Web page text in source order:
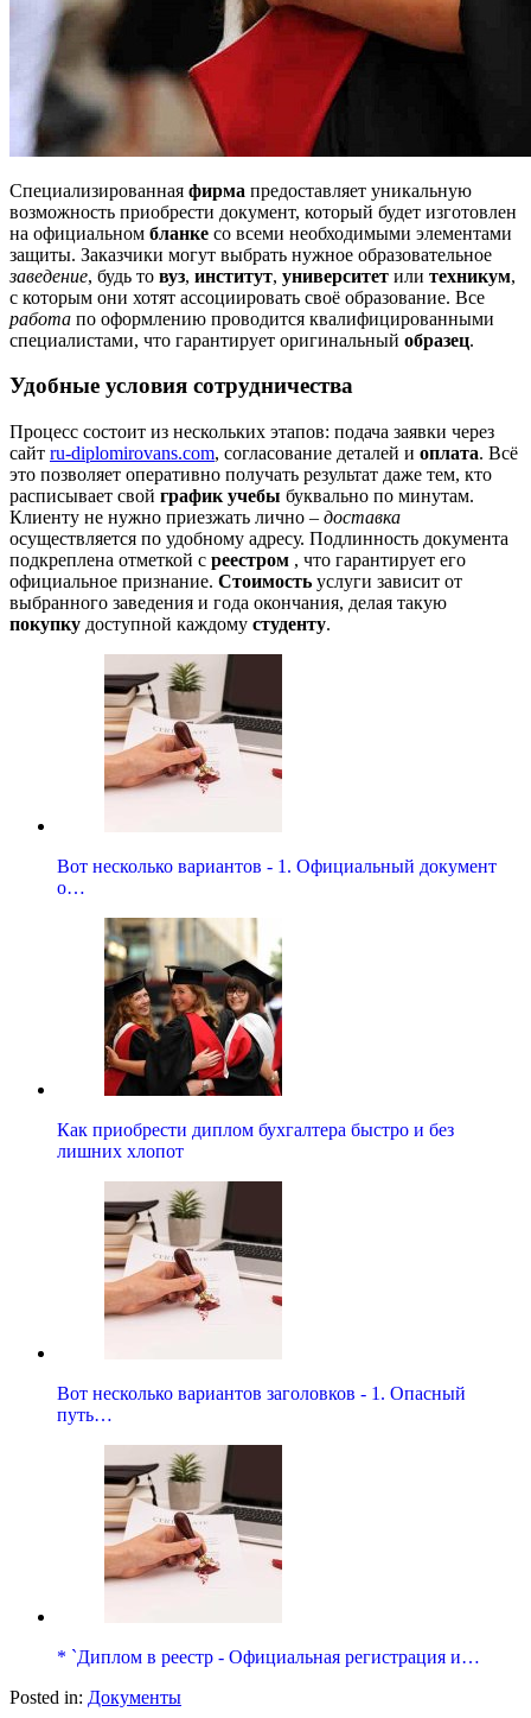
Специализированная фирма предоставляет уникальную
возможность приобрести документ, который будет изготовлен
на официальном бланке со всеми необходимыми элементами
защиты. Заказчики могут выбрать нужное образовательное
заведение, будь то вуз, институт, университет или техникум,
с которым они хотят ассоциировать своё образование. Все
работа по оформлению проводится квалифицированными
специалистами, что гарантирует оригинальный образец.
Удобные условия сотрудничества
Процесс состоит из нескольких этапов: подача заявки через
сайт ru-diplomirovans.com, согласование деталей и оплата. Всё
это позволяет оперативно получать результат даже тем, кто
расписывает свой график учебы буквально по минутам.
Клиенту не нужно приезжать лично – доставка
осуществляется по удобному адресу. Подлинность документа
подкреплена отметкой с реестром , что гарантирует его
официальное признание. Стоимость услуги зависит от
выбранного заведения и года окончания, делая такую
покупку доступной каждому студенту.
Вот несколько вариантов - 1. Официальный документ
о…
Как приобрести диплом бухгалтера быстро и без
лишних хлопот
Вот несколько вариантов заголовков - 1. Опасный
путь…
* `Диплом в реестр - Официальная регистрация и…
Posted in: Документы